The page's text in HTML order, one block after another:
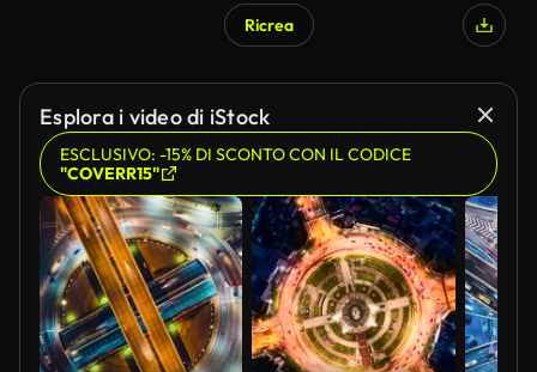
Generato da IA
Ricrea
Esplora i video di iStock
ESCLUSIVO: -15% DI SCONTO CON IL CODICE
"COVERR15"